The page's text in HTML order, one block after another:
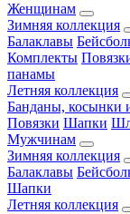
Женщинам
Зимняя коллекция
Балаклавы
Комплекты
панамы
Летняя коллекция
Банданы, косынки
Повязки Шапки
Мужчинам
Зимняя коллекция
Балаклавы
Шапки
Летняя коллекция